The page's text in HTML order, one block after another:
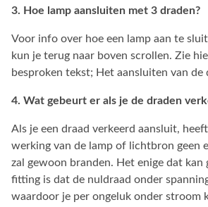
3. Hoe lamp aansluiten met 3 draden?
Voor info over hoe een lamp aan te
kun je terug naar boven scrollen. Zie
besproken tekst; Het aansluiten van de
4. Wat gebeurt er als je de draden
Als je een draad verkeerd aansluit,
werking van de lamp of lichtbron geen
zal gewoon branden. Het enige dat kan
fitting is dat de nuldraad onder
waardoor je per ongeluk onder stroom